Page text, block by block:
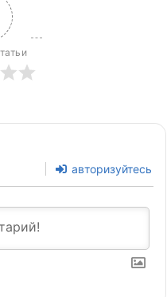
авторизуйтесь